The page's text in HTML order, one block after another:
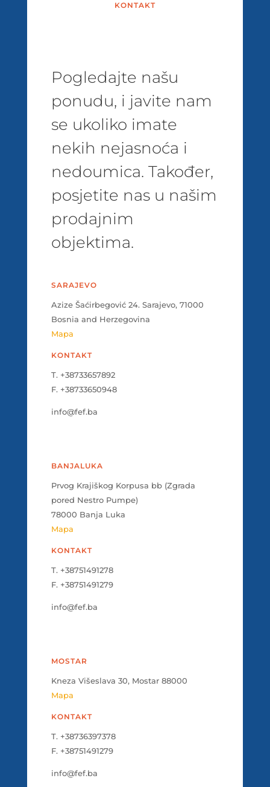
KONTAKT
Pogledajte našu
ponudu, i javite nam
se ukoliko imate
nekih nejasnoća i
nedoumica. Također,
posjetite nas u našim
prodajnim
objektima.
SARAJEVO
Azize Šaćirbegović 24. Sarajevo, 71000
Bosnia and Herzegovina
Mapa
KONTAKT
T. +38733657892
F. +38733650948
info@fef.ba
BANJALUKA
Prvog Krajiškog Korpusa bb (Zgrada
pored Nestro Pumpe)
78000 Banja Luka
Mapa
KONTAKT
T. +38751491278
F. +38751491279
info@fef.ba
MOSTAR
Kneza Višeslava 30, Mostar 88000
Mapa
KONTAKT
T. +38736397378
F. +38751491279
info@fef.ba